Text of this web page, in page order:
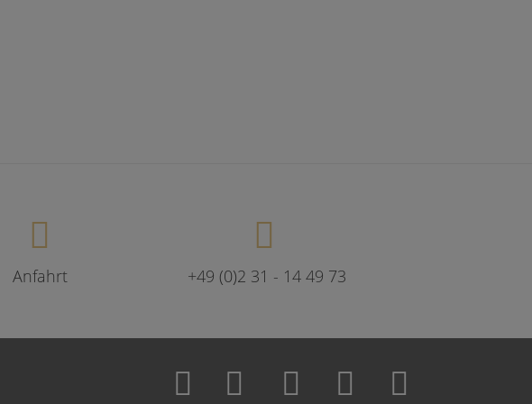
Anfahrt +49 (0)2 31 - 14 49 73